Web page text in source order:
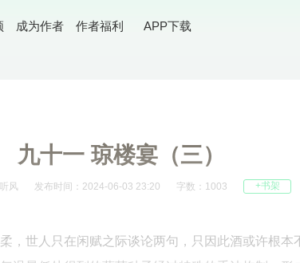
成为作者 作者福利 APP下载
九十一 琼楼宴（三）
风 发布时间：2024-06-03 23:20 字数：1003 +书架
，世人只在闲赋之际谈论两句，只因此酒或许根本